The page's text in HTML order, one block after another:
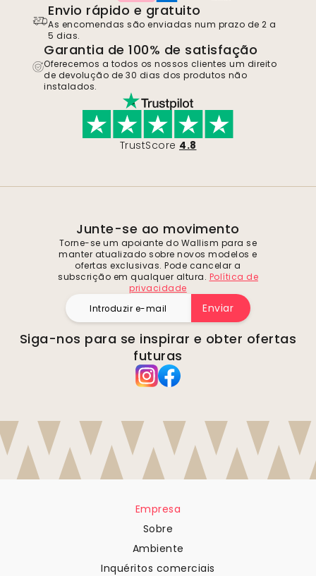
Envio rápido e gratuito
As encomendas são enviadas num prazo de 2 a
5 dias.
Garantia de 100% de satisfação
Oferecemos a todos os nossos clientes um direito
de devolução de 30 dias dos produtos não
instalados.
TrustScore 4.8
Junte-se ao movimento
Torne-se um apoiante do Wallism para se
manter atualizado sobre novos modelos e
ofertas exclusivas. Pode cancelar a
subscrição em qualquer altura. Política de
privacidade
Enviar
Siga-nos para se inspirar e obter ofertas
futuras
Empresa
Sobre
Ambiente
Inquéritos comerciais